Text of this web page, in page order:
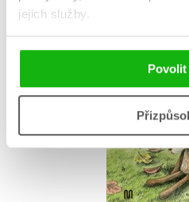
jejich služby.
Povolit
Do